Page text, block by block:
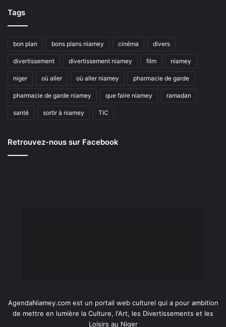
Tags
bon plan bons plans niamey cinéma divers
divertissement divertissement niamey film niamey
niger où aller où aller niamey pharmacie de garde
pharmacie de garde niamey que faire niamey ramadan
santé sortir à niamey TIC
Retrouvez-nous sur Facebook
AgendaNiamey.com est un portail web culturel qui a pour ambition
de mettre en lumière la Culture, l'Art, les Divertissements et les
Loisirs au Niger